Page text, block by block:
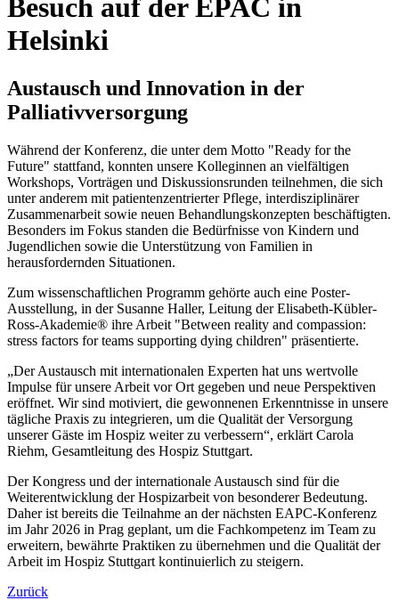
Besuch auf der EPAC in
Helsinki
Austausch und Innovation in der
Palliativversorgung
Während der Konferenz, die unter dem Motto "Ready for the
Future" stattfand, konnten unsere Kolleginnen an vielfältigen
Workshops, Vorträgen und Diskussionsrunden teilnehmen, die sich
unter anderem mit patientenzentrierter Pflege, interdisziplinärer
Zusammenarbeit sowie neuen Behandlungskonzepten beschäftigten.
Besonders im Fokus standen die Bedürfnisse von Kindern und
Jugendlichen sowie die Unterstützung von Familien in
herausfordernden Situationen.
Zum wissenschaftlichen Programm gehörte auch eine Poster-
Ausstellung, in der Susanne Haller, Leitung der Elisabeth-Kübler-
Ross-Akademie® ihre Arbeit "Between reality and compassion:
stress factors for teams supporting dying children" präsentierte.
„Der Austausch mit internationalen Experten hat uns wertvolle
Impulse für unsere Arbeit vor Ort gegeben und neue Perspektiven
eröffnet. Wir sind motiviert, die gewonnenen Erkenntnisse in unsere
tägliche Praxis zu integrieren, um die Qualität der Versorgung
unserer Gäste im Hospiz weiter zu verbessern“, erklärt Carola
Riehm, Gesamtleitung des Hospiz Stuttgart.
Der Kongress und der internationale Austausch sind für die
Weiterentwicklung der Hospizarbeit von besonderer Bedeutung.
Daher ist bereits die Teilnahme an der nächsten EAPC-Konferenz
im Jahr 2026 in Prag geplant, um die Fachkompetenz im Team zu
erweitern, bewährte Praktiken zu übernehmen und die Qualität der
Arbeit im Hospiz Stuttgart kontinuierlich zu steigern.
Zurück